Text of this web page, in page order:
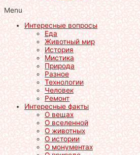
Menu
Интересные вопросы
Еда
Животный мир
История
Мистика
Природа
Разное
Технологии
Человек
Ремонт
Интересные факты
О вещах
О вселенной
О животных
О истории
О монументах